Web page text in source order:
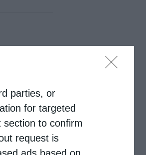
parties, or
for targeted
section to confirm
request is
το 2ον
ο